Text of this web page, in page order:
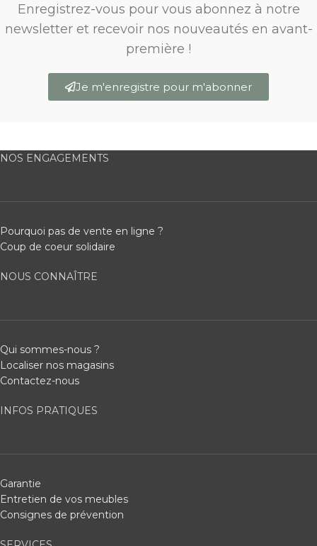
Enregistrez-vous pour vous abonnez à notre
newsletter et recevoir nos nouveautés en avant-
première !
Je m'enregistre pour m'abonner
NOS ENGAGEMENTS
Pourquoi pas de vente en ligne ?
Coup de coeur solidaire
NOUS CONNAÎTRE
Qui sommes-nous ?
Localiser nos magasins
Contactez-nous
INFOS PRATIQUES
Garantie
Entretien de vos meubles
Consignes de prévention